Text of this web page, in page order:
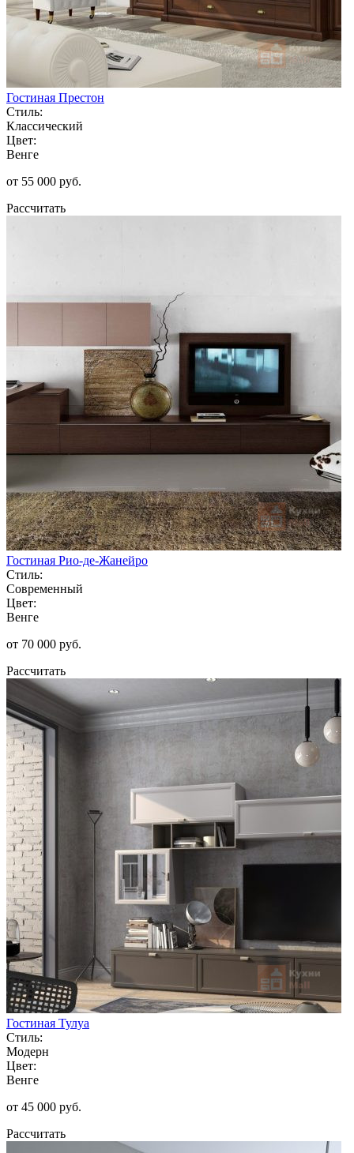
Гостиная Престон
Стиль:
Классический
Цвет:
Венге
от 55 000 руб.
Рассчитать
Гостиная Рио-де-Жанейро
Стиль:
Современный
Цвет:
Венге
от 70 000 руб.
Рассчитать
Гостиная Тулуа
Стиль:
Модерн
Цвет:
Венге
от 45 000 руб.
Рассчитать